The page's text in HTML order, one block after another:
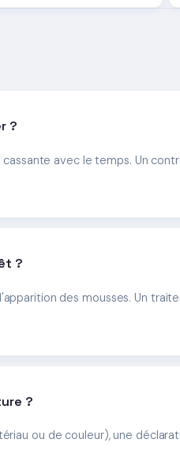
?
avec le temps. Un
?
des mousses. Un
?
ou de couleur), une